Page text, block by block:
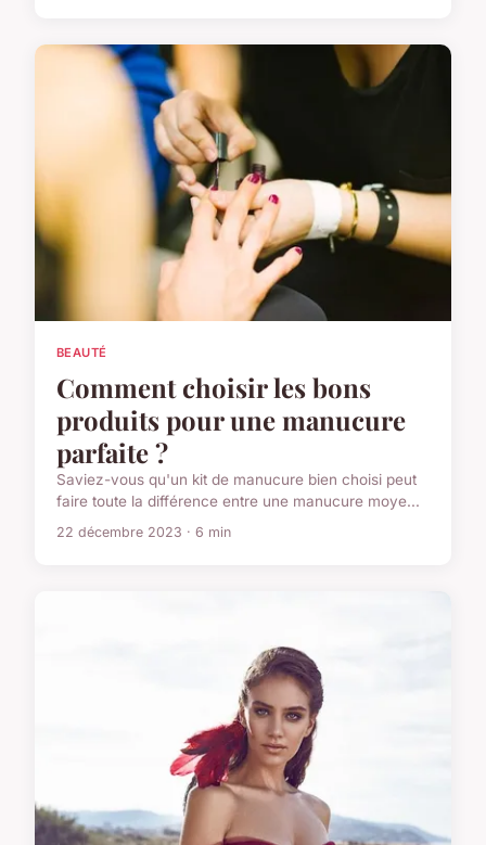
BEAUTÉ
Comment choisir les bons
produits pour une manucure
parfaite ?
Saviez-vous qu'un kit de manucure bien choisi peut
faire toute la différence entre une manucure moye...
22 décembre 2023 · 6 min